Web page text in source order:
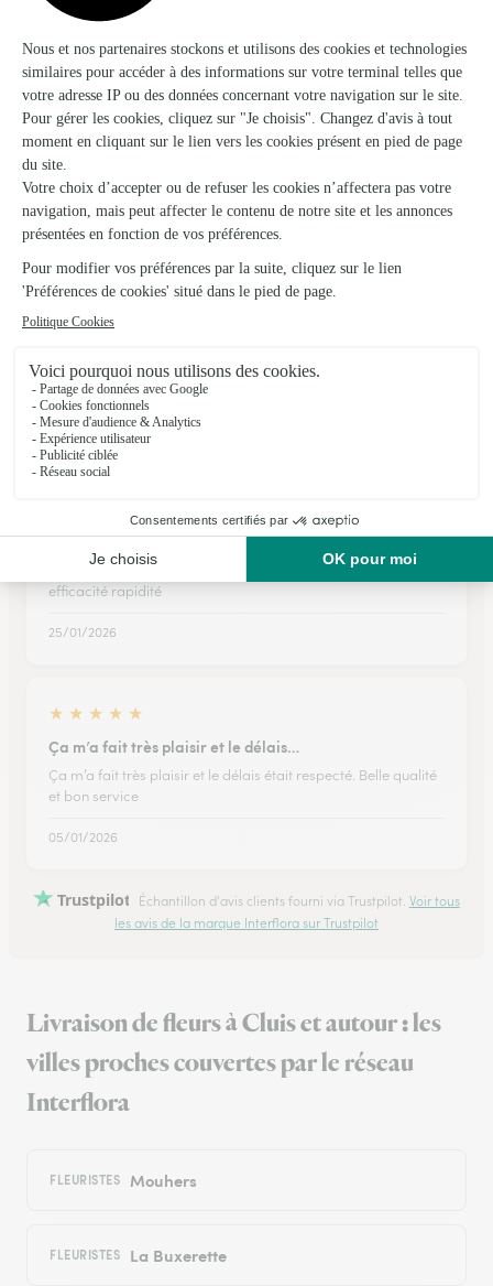
★ ★ ★ ★ ★
Facilité de commande
Facilité de commande, la coupe de fleurs correspondait
parfaitement à l'image de présentation. Pour moi c'est
parfait
17/02/2026
★ ★ ★ ★
Tres satisfait de ma commande pour un anniversaire mon
amie a ete ravie par la beaute du bouquet Excellent service
19/02/2026
★
efficacité rapidité
efficacité rapidité
25/01/2026
★ ★ ★ ★ ★
Ça m’a fait très plaisir et le délais…
Ça m’a fait très plaisir et le délais était respecté. Belle qualité
et bon service
05/01/2026
Trustpilot Échantillon d'avis clients fourni via Trustpilot. Voir tous
les avis de la marque Interflora sur Trustpilot
Livraison de fleurs à Cluis et autour : les
villes proches couvertes par le réseau
Interflora
FLEURISTES Mouhers
FLEURISTES La Buxerette